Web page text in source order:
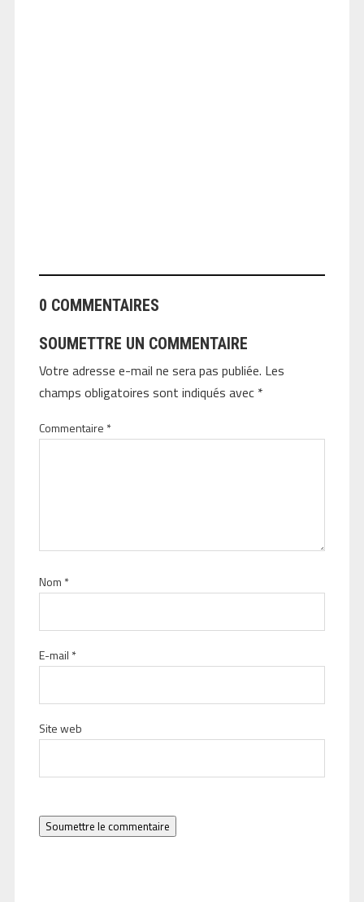
0 COMMENTAIRES
SOUMETTRE UN COMMENTAIRE
Votre adresse e-mail ne sera pas publiée. Les
champs obligatoires sont indiqués avec *
Commentaire *
Nom *
E-mail *
Site web
Soumettre le commentaire